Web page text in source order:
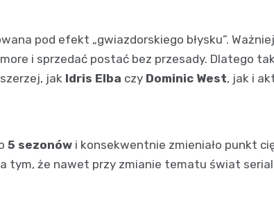
pod efekt „gwiazdorskiego błysku”.
i sprzedać postać bez przesady. Dlatego
jak Idris Elba czy Dominic West, jak i
5 sezonów i konsekwentnie zmieniało punkt
tym, że nawet przy zmianie tematu świat